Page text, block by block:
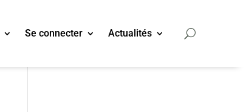
Se connecter Actualités